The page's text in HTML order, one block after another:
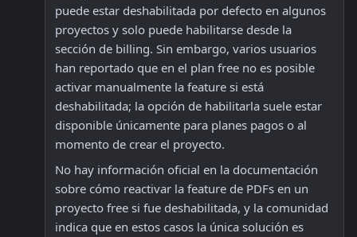
puede estar deshabilitada por defecto en algunos
proyectos y solo puede habilitarse desde la
sección de billing. Sin embargo, varios usuarios
han reportado que en el plan free no es posible
activar manualmente la feature si está
deshabilitada; la opción de habilitarla suele estar
disponible únicamente para planes pagos o al
momento de crear el proyecto.
No hay información oficial en la documentación
sobre cómo reactivar la feature de PDFs en un
proyecto free si fue deshabilitada, y la comunidad
indica que en estos casos la única solución es